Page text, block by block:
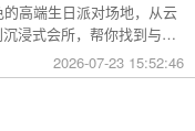
高端生日派对场地，从云
浸式会所，帮你找到与心
2026-07-23 15:52:46